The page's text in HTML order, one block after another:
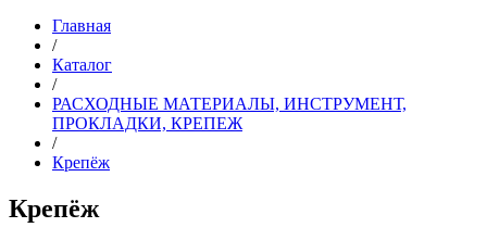
Главная
/
Каталог
/
РАСХОДНЫЕ МАТЕРИАЛЫ, ИНСТРУМЕНТ,
ПРОКЛАДКИ, КРЕПЕЖ
/
Крепёж
Крепёж